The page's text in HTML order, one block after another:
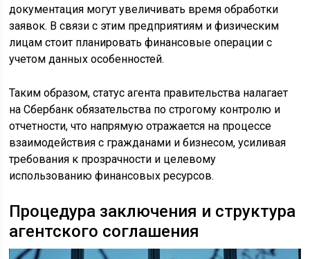
документация могут увеличивать время обработки
заявок. В связи с этим предприятиям и физическим
лицам стоит планировать финансовые операции с
учетом данных особенностей.
Таким образом, статус агента правительства налагает
на Сбербанк обязательства по строгому контролю и
отчетности, что напрямую отражается на процессе
взаимодействия с гражданами и бизнесом, усиливая
требования к прозрачности и целевому
использованию финансовых ресурсов.
Процедура заключения и структура
агентского соглашения